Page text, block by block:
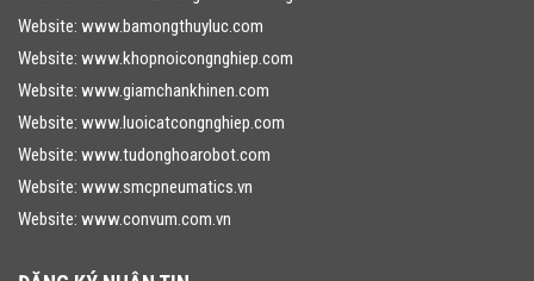
Website: www.bamongthuyluc.com
Website: www.khopnoicongnghiep.com
Website: www.giamchankhinen.com
Website: www.luoicatcongnghiep.com
Website: www.tudonghoarobot.com
Website: www.smcpneumatics.vn
Website: www.convum.com.vn